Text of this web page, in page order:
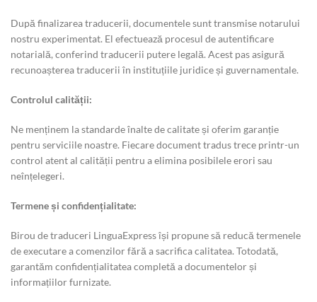
După finalizarea traducerii, documentele sunt transmise notarului
nostru experimentat. El efectuează procesul de autentificare
notarială, conferind traducerii putere legală. Acest pas asigură
recunoașterea traducerii în instituțiile juridice și guvernamentale.
Controlul calității:
Ne menținem la standarde înalte de calitate și oferim garanție
pentru serviciile noastre. Fiecare document tradus trece printr-un
control atent al calității pentru a elimina posibilele erori sau
neînțelegeri.
Termene și confidențialitate:
Birou de traduceri LinguaExpress își propune să reducă termenele
de executare a comenzilor fără a sacrifica calitatea. Totodată,
garantăm confidențialitatea completă a documentelor și
informațiilor furnizate.